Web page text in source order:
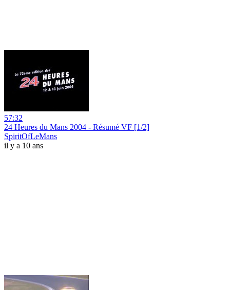
57:32
24 Heures du Mans 2004 - Résumé VF [1/2]
SpiritOfLeMans
il y a 10 ans